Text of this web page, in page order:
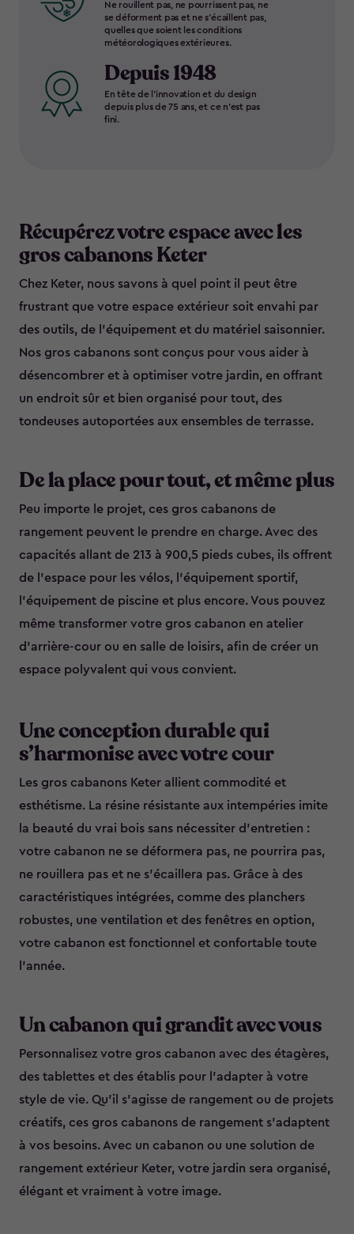
Ne rouillent pas, ne pourrissent pas, ne
se déforment pas et ne s’écaillent pas,
quelles que soient les conditions
météorologiques extérieures.
Depuis 1948
En tête de l’innovation et du design
depuis plus de 75 ans, et ce n’est pas
fini.
Récupérez votre espace avec les
gros cabanons Keter
Chez Keter, nous savons à quel point il peut être
frustrant que votre espace extérieur soit envahi par
des outils, de l’équipement et du matériel saisonnier.
Nos gros cabanons sont conçus pour vous aider à
désencombrer et à optimiser votre jardin, en offrant
un endroit sûr et bien organisé pour tout, des
tondeuses autoportées aux ensembles de terrasse.
De la place pour tout, et même plus
Peu importe le projet, ces gros cabanons de
rangement peuvent le prendre en charge. Avec des
capacités allant de 213 à 900,5 pieds cubes, ils offrent
de l’espace pour les vélos, l’équipement sportif,
l’équipement de piscine et plus encore. Vous pouvez
même transformer votre gros cabanon en atelier
d’arrière-cour ou en salle de loisirs, afin de créer un
espace polyvalent qui vous convient.
Une conception durable qui
s’harmonise avec votre cour
Les gros cabanons Keter allient commodité et
esthétisme. La résine résistante aux intempéries imite
la beauté du vrai bois sans nécessiter d’entretien :
votre cabanon ne se déformera pas, ne pourrira pas,
ne rouillera pas et ne s’écaillera pas. Grâce à des
caractéristiques intégrées, comme des planchers
robustes, une ventilation et des fenêtres en option,
votre cabanon est fonctionnel et confortable toute
l’année.
Un cabanon qui grandit avec vous
Personnalisez votre gros cabanon avec des étagères,
des tablettes et des établis pour l’adapter à votre
style de vie. Qu’il s’agisse de rangement ou de projets
créatifs, ces gros cabanons de rangement s’adaptent
à vos besoins. Avec un cabanon ou une solution de
rangement extérieur Keter, votre jardin sera organisé,
élégant et vraiment à votre image.